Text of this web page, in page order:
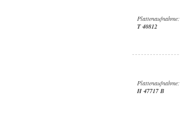
Plattenaufnahme:
T 40812
Plattenaufnahme:
H 47717 B